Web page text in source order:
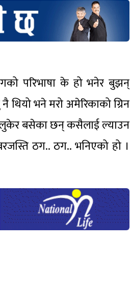
परिभाषा के हो भनेर बुझन्
भने मरो अमेरिकाको ग्रिन
लुकेर बसेका छन् कसैलाई ल्याउन
ठग.. ठग.. भनिएको हो ।